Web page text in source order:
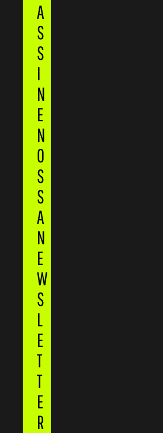
A
S
S
I
N
E
N
O
S
S
A
N
E
W
S
L
E
T
T
E
R